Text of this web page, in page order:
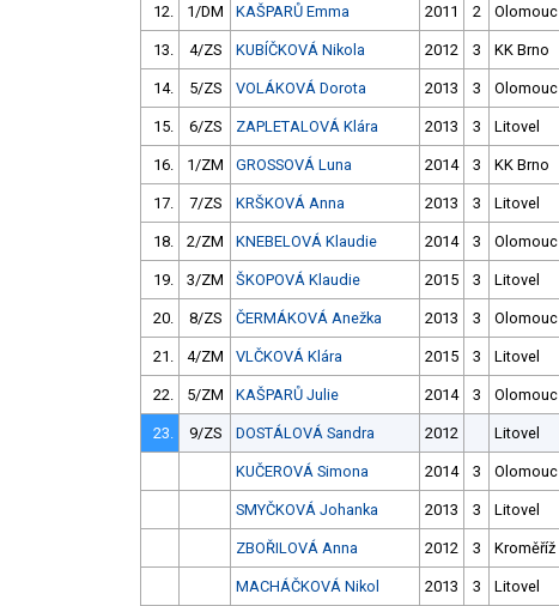
12. 1/DM KAŠPARŮ Emma 2011 2 Olomouc
13. 4/ZS KUBÍČKOVÁ Nikola 2012 3 KK Brno
14. 5/ZS VOLÁKOVÁ Dorota 2013 3 Olomouc
15. 6/ZS ZAPLETALOVÁ Klára 2013 3 Litovel
16. 1/ZM GROSSOVÁ Luna 2014 3 KK Brno
17. 7/ZS KRŠKOVÁ Anna 2013 3 Litovel
18. 2/ZM KNEBELOVÁ Klaudie 2014 3 Olomouc
19. 3/ZM ŠKOPOVÁ Klaudie 2015 3 Litovel
20. 8/ZS ČERMÁKOVÁ Anežka 2013 3 Olomouc
21. 4/ZM VLČKOVÁ Klára 2015 3 Litovel
22. 5/ZM KAŠPARŮ Julie 2014 3 Olomouc
23. 9/ZS DOSTÁLOVÁ Sandra 2012 Litovel
KUČEROVÁ Simona 2014 3 Olomouc
SMYČKOVÁ Johanka 2013 3 Litovel
ZBOŘILOVÁ Anna 2012 3 Kroměříž
MACHÁČKOVÁ Nikol 2013 3 Litovel